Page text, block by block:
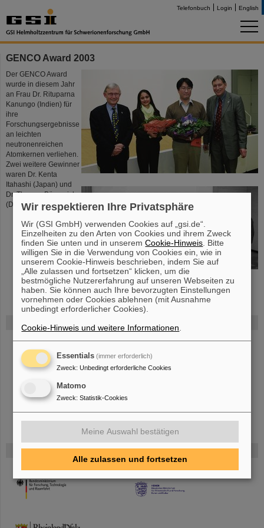
Telefonbuch Login English
Bei GSI entsteht das neue Beschleunigerzentrum FAIR.
Erfahren Sie
mehr.
Gefördert von
HMWK
TMWWDG
GENCO Award 2003
Der GENCO Award
wurde in diesem Jahr
an Frau Dr. Rituparna
Kanungo (Indien) für
ihre
Forschungsergebnisse
an leichten
neutronenreichen
Atomkernen verliehen.
Zwei weitere Gewinner
waren Dr. Kenta
Itahashi (Japan) und
Dr. Thomas Bürvenich
(Deutschland).Mehr ...
Wir respektieren Ihre Privatsphäre
Wir (GSI GmbH) verwenden Cookies auf „gsi.de“.
Einzelheiten zu den Arten von Cookies und ihrem Zweck
finden Sie unten und in unseremCookie-Hinweis . Bitte
willigen Sie in die Verwendung von Cookies ein, wie in
unserem Cookie-Hinweis beschrieben, indem Sie auf
„Alle zulassen und fortsetzen“ klicken, um die
bestmögliche Nutzererfahrung auf unseren Webseiten zu
haben. Sie können auch Ihre bevorzugten Einstellungen
vornehmen oder Cookies ablehnen (mit Ausnahme
unbedingt erforderlicher Cookies).
Cookie-Hinweis und weitere Informationen
Essentials (immer erforderlich)
Zweck: Unbedingt erforderliche Cookies
Matomo
Zweck: Statistik-Cookies
Meine Auswahl bestätigen
Alle zulassen und fortsetzen